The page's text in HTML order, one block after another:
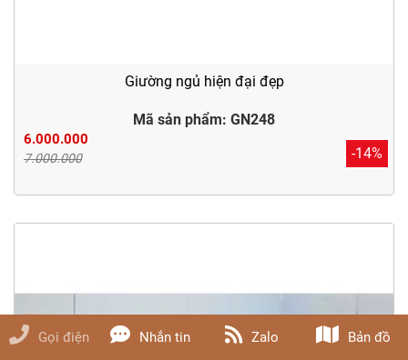
Giường ngủ hiện đại đẹp
Mã sản phẩm: GN248
6.000.000
7.000.000 -14%
Gọi điện Nhắn tin Zalo Bản đồ